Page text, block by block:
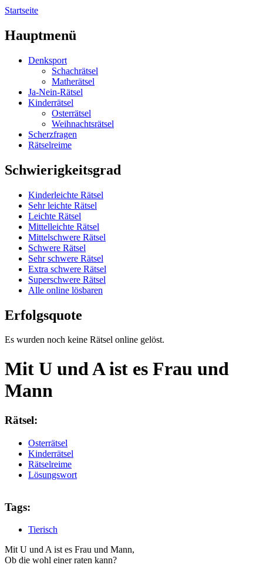
Startseite
Hauptmenü
Denksport
Schachrätsel
Matherätsel
Ja-Nein-Rätsel
Kinderrätsel
Osterrätsel
Weihnachtsrätsel
Scherzfragen
Rätselreime
Schwierigkeitsgrad
Kinderleichte Rätsel
Sehr leichte Rätsel
Leichte Rätsel
Mittelleichte Rätsel
Mittelschwere Rätsel
Schwere Rätsel
Sehr schwere Rätsel
Extra schwere Rätsel
Superschwere Rätsel
Alle online lösbaren
Erfolgsquote
Es wurden noch keine Rätsel online gelöst.
Mit U und A ist es Frau und
Mann
Rätsel:
Osterrätsel
Kinderrätsel
Rätselreime
Lösungswort
Tags:
Tierisch
Mit U und A ist es Frau und Mann,
Ob die wohl einer raten kann?